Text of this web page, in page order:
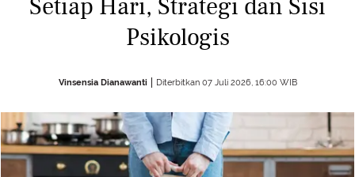
Setiap Hari, Strategi dan Sisi
Psikologis
Vinsensia Dianawanti Diterbitkan 07 Juli 2026, 16:00 WIB